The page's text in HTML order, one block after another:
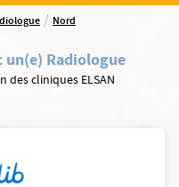
/ Nord
un(e) Radiologue
des cliniques ELSAN